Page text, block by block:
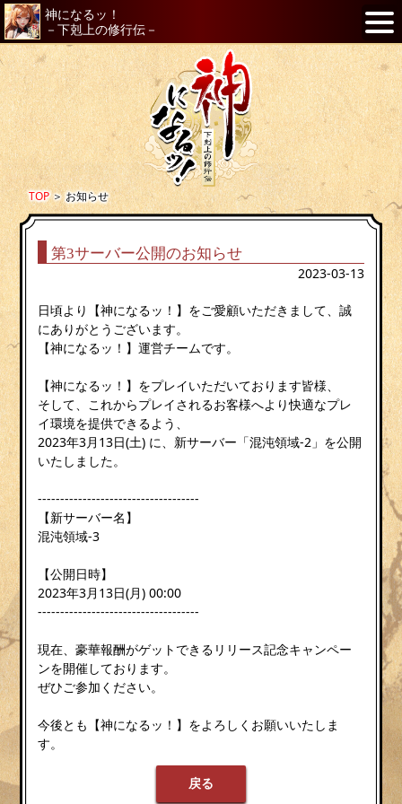
神になるッ！
－下剋上の修行伝－
TOP＞お知らせ
第3サーバー公開のお知らせ
2023-03-13
日頃より【神になるッ！】をご愛顧いただきまして、誠
にありがとうございます。
【神になるッ！】運営チームです。
【神になるッ！】をプレイいただいております皆様、
そして、これからプレイされるお客様へより快適なプレ
イ環境を提供できるよう、
2023年3月13日(土) に、新サーバー「混沌領域-2」を公開
いたしました。
------------------------------------
【新サーバー名】
混沌領域-3
【公開日時】
2023年3月13日(月) 00:00
------------------------------------
現在、豪華報酬がゲットできるリリース記念キャンペー
ンを開催しております。
ぜひご参加ください。
今後とも【神になるッ！】をよろしくお願いいたしま
す。
戻る